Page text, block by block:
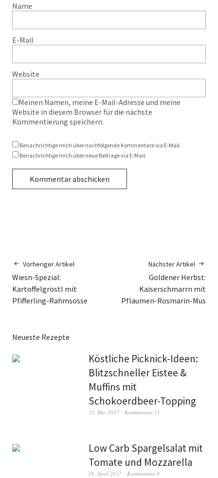
Name
E-Mail
Website
Meinen Namen, meine E-Mail-Adresse und meine
Website in diesem Browser für die nächste
Kommentierung speichern.
Benachrichtige mich über nachfolgende Kommentare via E-Mail.
Benachrichtige mich über neue Beiträge via E-Mail.
Vorheriger Artikel
Wiesn-Spezial:
Kartoffelgröstl mit
Pfifferling-Rahmsosse
Nächster Artikel
Goldener Herbst:
Kaiserschmarrn mit
Pflaumen-Rosmarin-Mus
Neueste Rezepte
Köstliche Picknick-Ideen:
Blitzschneller Eistee &
Muffins mit
Schokoerdbeer-Topping
12. Mai 2017 Kommentare 11
Low Carb Spargelsalat mit
Tomate und Mozzarella
26. April 2017 Kommentare 0